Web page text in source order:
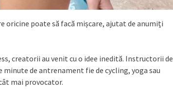
poate să facă mișcare, ajutat de anumiți
creatorii au venit cu o idee inedită. Instructorii de
minute de antrenament fie de cycling, yoga sau
mai provocator.